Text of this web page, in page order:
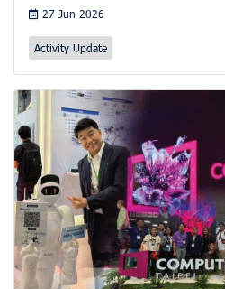
27 Jun 2026
Activity Update